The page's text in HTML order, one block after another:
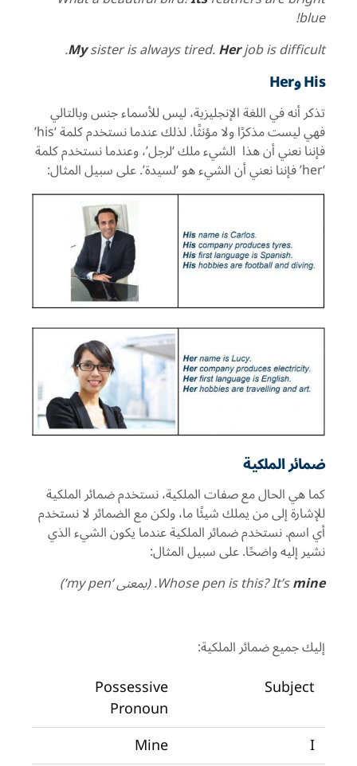
blue!
Mysister is always tired.Herjob is difficult.
HisوHer
تذكر أنه في اللغة الإنجليزية، ليس للأسماء جنس وبالتالي
فهي ليست مذكرًا ولا مؤنثًا. لذلك عندما نستخدم كلمة ‘his
’
فإننا نعني أنهذا الشيءملك ‘لرجل’، وعندما نستخدم كلمة
‘
her’ فإننا نعني أن الشيء هو ‘لسيدة’. على سبيل المثال:
ضمائر الملكية
كما هي الحال مع صفات الملكية، نستخدم ضمائر الملكية
للإشارة إلى من يملك شيئًا ما، ولكن مع الضمائر لا نستخدم
أي اسم. نستخدم ضمائر الملكية عندما يكون الشيء الذي
نشير إليه واضحًا. على سبيل المثال:
Whose pen is this? It’smine . (بمعنى ‘my pen
’)
إليك جميع ضمائر الملكية:
Subject
Possessive
Pronoun
I
Mine